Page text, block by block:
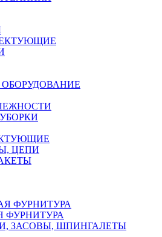
ЦЕПИ
ФУРНИТУРА
ФУРНИТУРА
ЗАСОВЫ, ШПИНГАЛЕТЫ